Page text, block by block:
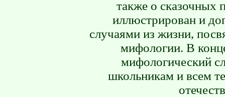
также о сказочных
иллюстрирован и
случаями из жизни,
мифологии. В
мифологический
школьникам и всем